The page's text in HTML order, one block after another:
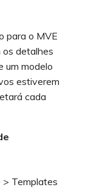
para o MVE
os detalhes
um modelo
estiverem
cada
> Templates